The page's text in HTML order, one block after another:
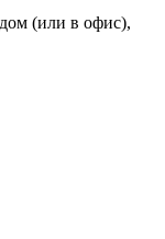
(или в офис),